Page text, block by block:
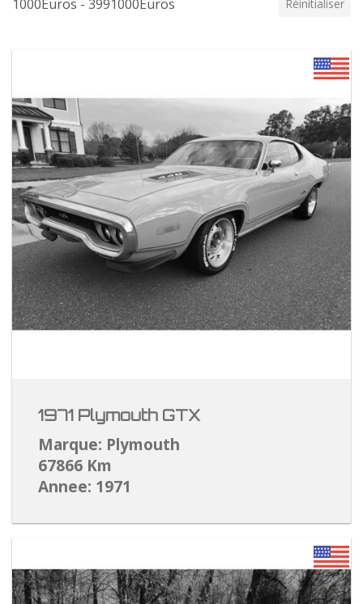
1000Euros - 3991000Euros Réinitialiser
1971 Plymouth GTX
Marque: Plymouth
67866 Km
Annee: 1971